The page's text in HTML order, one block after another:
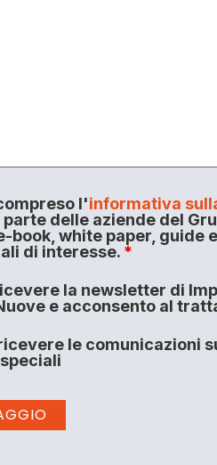
l'informativa
delle aziende del
book, white paper, guide
di interesse. *
la newsletter di
e acconsento al
le comunicazioni